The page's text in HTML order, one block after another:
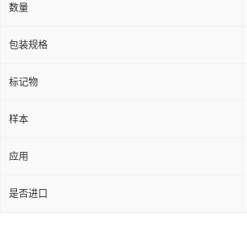
数量
包装规格
标记物
样本
应用
是否进口